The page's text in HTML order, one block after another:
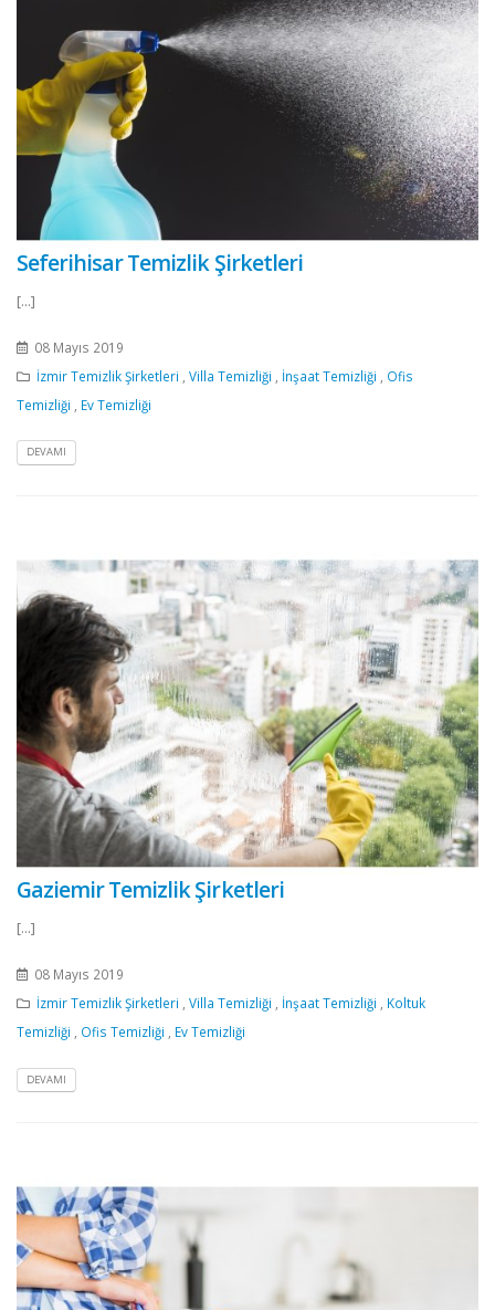
Seferihisar Temizlik Şirketleri
[...]
08 Mayıs 2019
İzmir Temizlik Şirketleri
Villa Temizliği İnşaat Temizliği
Ofis
Temizliği
Ev Temizliği
DEVAMI
Gaziemir Temizlik Şirketleri
[...]
08 Mayıs 2019
İzmir Temizlik Şirketleri
Villa Temizliği İnşaat Temizliği
Koltuk
Temizliği
Ofis Temizliği Ev Temizliği
DEVAMI